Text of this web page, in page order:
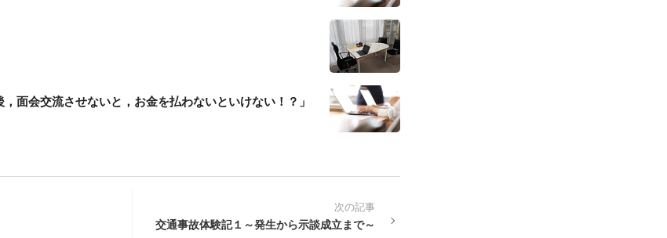
面会交流させないと，お金を払わないといけない！？」
次の記事
交通事故体験記１～発生から示談成立まで～